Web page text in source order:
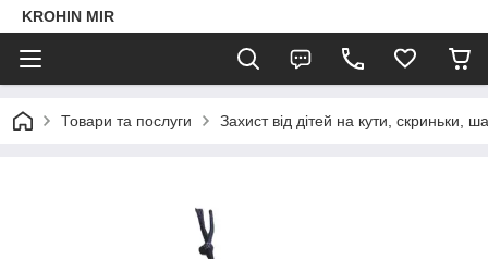
KROHIN MIR
Товари та послуги Захист від дітей на кути, скриньки,